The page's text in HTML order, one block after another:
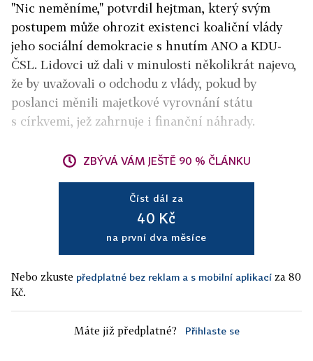
"Nic neměníme," potvrdil hejtman, který svým
postupem může ohrozit existenci koaliční vlády
jeho sociální demokracie s hnutím ANO a KDU-
ČSL. Lidovci už dali v minulosti několikrát najevo,
že by uvažovali o odchodu z vlády, pokud by
poslanci měnili majetkové vyrovnání státu
s církvemi, jež zahrnuje i finanční náhrady.
ZBÝVÁ VÁM JEŠTĚ 90 % ČLÁNKU
Číst dál za
40 Kč
na první dva měsíce
Nebo zkuste předplatné bez reklam a s mobilní aplikací za 80
Kč.
Máte již předplatné? Přihlaste se